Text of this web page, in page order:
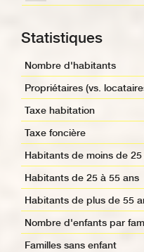
Statistiques
Nombre d'habitants
Propriétaires (vs.
Taxe habitation
Taxe foncière
Habitants de moins de 25
Habitants de 25 à 55 ans
Habitants de plus de 55
Nombre d'enfants par
Familles sans enfant